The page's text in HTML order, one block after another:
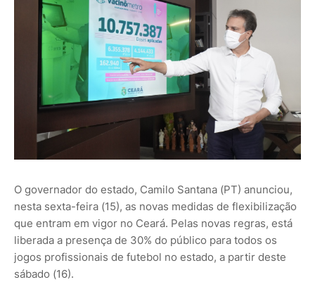
O governador do estado, Camilo Santana (PT) anunciou,
nesta sexta-feira (15), as novas medidas de flexibilização
que entram em vigor no Ceará. Pelas novas regras, está
liberada a presença de 30% do público para todos os
jogos profissionais de futebol no estado, a partir deste
sábado (16).